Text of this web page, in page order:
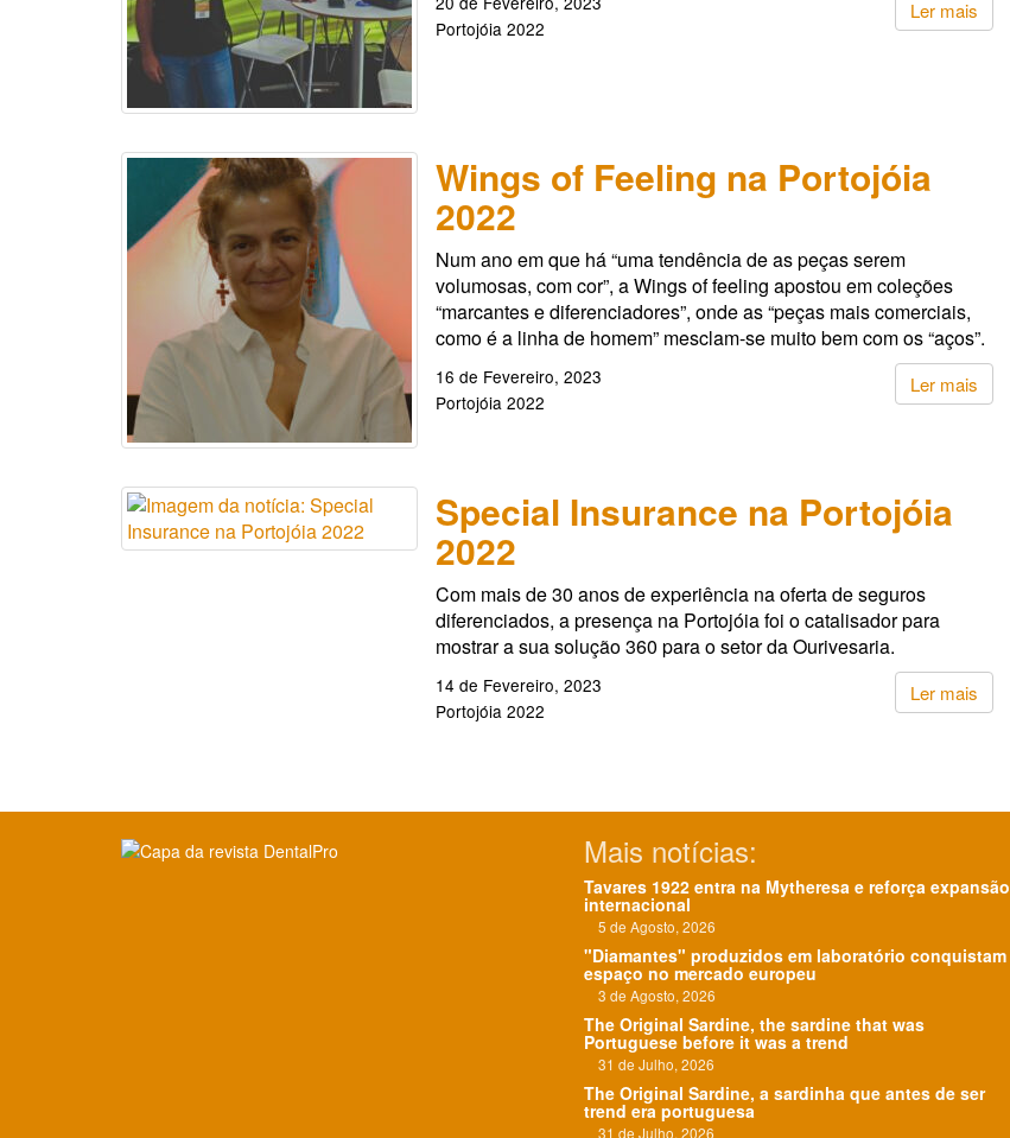
Ler mais
Portojóia 2022
Wings of Feeling na Portojóia
2022
Num ano em que há “uma tendência de as peças serem
volumosas, com cor”, a Wings of feeling apostou em coleções
“marcantes e diferenciadores”, onde as “peças mais comerciais,
como é a linha de homem” mesclam-se muito bem com os “aços”.
Ler mais
16 de Fevereiro, 2023
Portojóia 2022
Special Insurance na Portojóia
2022
Com mais de 30 anos de experiência na oferta de seguros
diferenciados, a presença na Portojóia foi o catalisador para
mostrar a sua solução 360 para o setor da Ourivesaria.
Ler mais
14 de Fevereiro, 2023
Portojóia 2022
Mais notícias:
Tavares 1922 entra na Mytheresa e reforça expansão
internacional
5 de Agosto, 2026
"Diamantes" produzidos em laboratório conquistam
espaço no mercado europeu
3 de Agosto, 2026
The Original Sardine, the sardine that was
Portuguese before it was a trend
31 de Julho, 2026
The Original Sardine, a sardinha que antes de ser
trend era portuguesa
31 de Julho, 2026